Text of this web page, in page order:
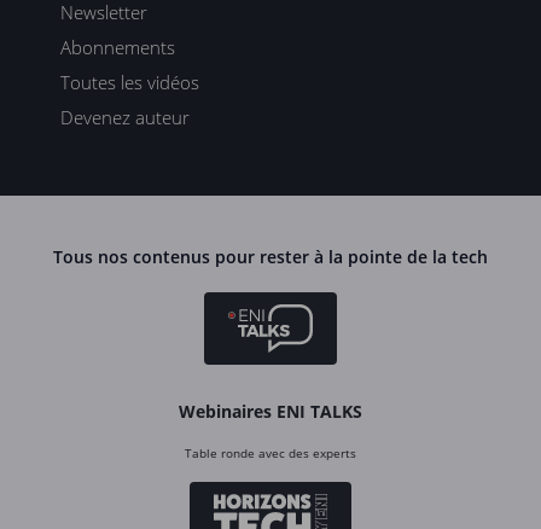
Newsletter
Abonnements
Toutes les vidéos
Devenez auteur
Tous nos contenus pour rester à la pointe de la tech
Webinaires ENI TALKS
Table ronde avec des experts